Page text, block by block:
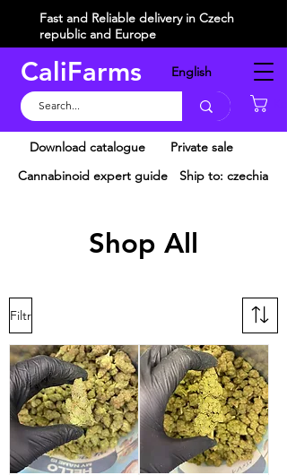
Fast and Reliable delivery in Czech
republic and Europe
CaliFarms English
Private sale
Cannabinoid expert guide
Ship to: czechia
Download catalogue
Shop All
Filtr